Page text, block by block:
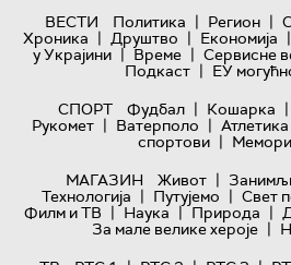
ВЕСТИ Политика | Регион |
Хроника | Друштво | Економија |
у Украјини | Време | Сервисне
Подкаст | ЕУ
СПОРТ
Фудбал | Кошарка |
Рукомет | Ватерполо | Атлетика
спортови |
МАГАЗИН
Живот |
Технологијa | Путујемо | Свет
Филм и ТВ | Наука | Природа |
За мале велике хероје |